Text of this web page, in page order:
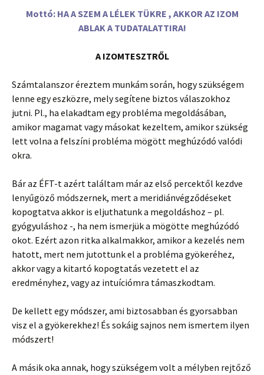
Mottó: HA A SZEM A LÉLEK TÜKRE , AKKOR AZ IZOM
ABLAK A TUDATALATTIRA!
A IZOMTESZTRŐL
Számtalanszor éreztem munkám során, hogy szükségem
lenne egy eszközre, mely segítene biztos válaszokhoz
jutni. Pl., ha elakadtam egy probléma megoldásában,
amikor magamat vagy másokat kezeltem, amikor szükség
lett volna a felszíni probléma mögött meghúzódó valódi
okra.
Bár az ÉFT-t azért találtam már az első percektől kezdve
lenyűgöző módszernek, mert a meridiánvégződéseket
kopogtatva akkor is eljuthatunk a megoldáshoz – pl.
gyógyuláshoz -, ha nem ismerjük a mögötte meghúzódó
okot. Ezért azon ritka alkalmakkor, amikor a kezelés nem
hatott, mert nem jutottunk el a probléma gyökeréhez,
akkor vagy a kitartó kopogtatás vezetett el az
eredményhez, vagy az intuíciómra támaszkodtam.
De kellett egy módszer, ami biztosabban és gyorsabban
visz el a gyökerekhez! És sokáig sajnos nem ismertem ilyen
módszert!
A másik oka annak, hogy szükségem volt a mélyben rejtőző